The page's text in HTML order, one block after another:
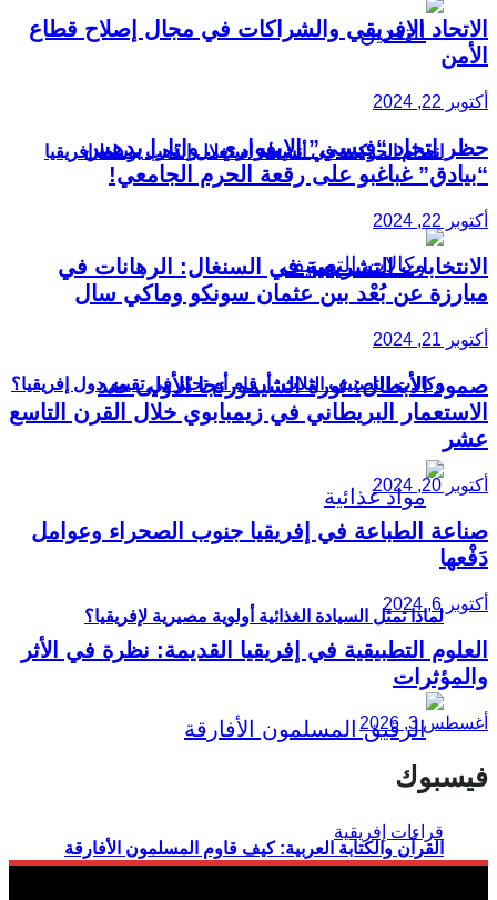
انعدام الحوكمة في أنشطة استغلال الذهب بوسط إفريقيا
وكالات التصنيف الثلاث: أرقام أم تحيّز في تقييم دول إفريقيا؟
لماذا تمثل السيادة الغذائية أولوية مصيرية لإفريقيا؟
القرآن والكتابة العربية: كيف قاوم المسلمون الأفارقة
الاتحاد الإفريقي والشراكات في مجال إصلاح قطاع
الأمن
أكتوبر 22, 2024
حظر اتحاد “فيسي” الإيفواري.. واتارا يدهس
“بيادق” غباغبو على رقعة الحرم الجامعي!
أكتوبر 22, 2024
الانتخابات التشريعية في السنغال: الرهانات في
مبارزة عن بُعْد بين عثمان سونكو وماكي سال
أكتوبر 21, 2024
صمود الأبطال: ثورة الشيمورنجا الأولى ضد
الاستعمار البريطاني في زيمبابوي خلال القرن التاسع
عشر
أكتوبر 20, 2024
صناعة الطباعة في إفريقيا جنوب الصحراء وعوامل
دَفْعها
أكتوبر 6, 2024
العلوم التطبيقية في إفريقيا القديمة: نظرة في الأثر
والمؤثرات
أغسطس 3, 2026
فيسبوك